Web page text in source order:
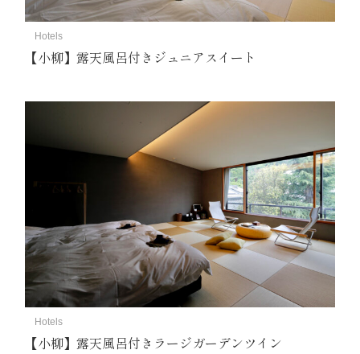
Hotels
【小柳】露天風呂付きジュニアスイート
Hotels
【小柳】露天風呂付きラージガーデンツイン